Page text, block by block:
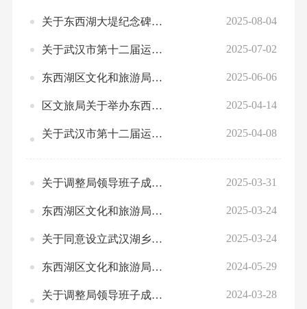
关于东西湖大堤纪念碑保养维护勘察设计方案的备案报告 2025-08-04
关于武汉市第十二届运动会青少年摔跤比赛的补充通知 2025-07-02
东西湖区文化和旅游局关于2024年艺术体育类校外培训学校年检结论的通报 2025-06-06
区文旅局关于举办东西湖区第十三届全民健身运动会、龙舟大赛等赛事活动的报告 2025-04-14
关于武汉市第十二届运动会青少年女子足球比赛的补充通知 2025-04-08
关于调整局领导班子成员工作分工的通知 2025-03-31
东西湖区文化和旅游局关于区老年民乐协会会长和法定代表人变更的审查意见 2025-03-24
关于同意设立武汉湖乡记忆博物馆的批复 2025-03-24
东西湖区文化和旅游局关于2023年度艺术体育类校外培训学校年检结果的通报 2024-05-29
关于调整局领导班子成员工作分工的通知 2024-03-28